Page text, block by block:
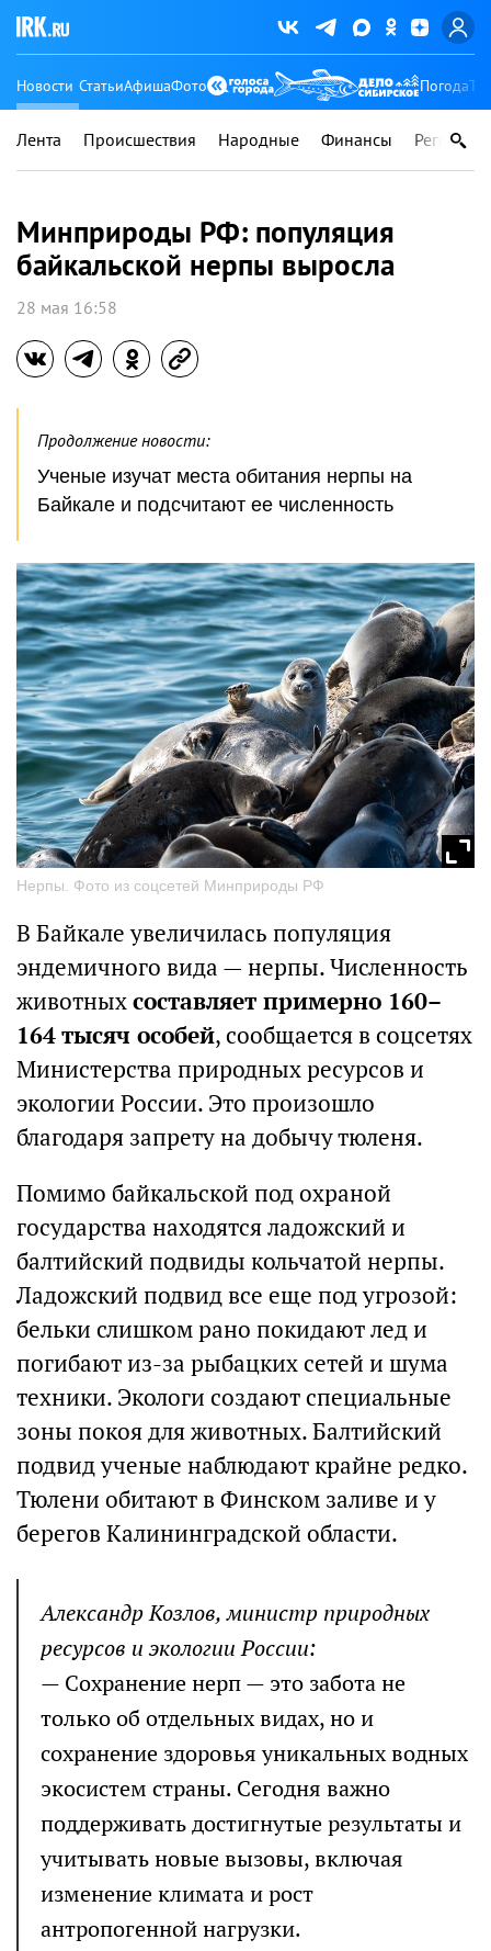
Новости СтатьиАфишаФото Погода
Лента Происшествия Народные Финансы Регионы
Минприроды РФ: популяция
байкальской нерпы выросла
28 мая 16:58
Продолжение новости:
Ученые изучат места обитания нерпы на
Байкале и подсчитают ее численность
Нерпы. Фото из соцсетей Минприроды РФ
В Байкале увеличилась популяция
эндемичного вида — нерпы. Численность
животныхсоставляет примерно 160–
164 тысяч особей, сообщается в соцсетях
Министерства природных ресурсов и
экологии России. Это произошло
благодаря запрету на добычу тюленя.
Помимо байкальской под охраной
государства находятся ладожский и
балтийский подвиды кольчатой нерпы.
Ладожский подвид все еще под угрозой:
бельки слишком рано покидают лед и
погибают из-за рыбацких сетей и шума
техники. Экологи создают специальные
зоны покоя для животных. Балтийский
подвид ученые наблюдают крайне редко.
Тюлени обитают в Финском заливе и у
берегов Калининградской области.
Александр Козлов, министр природных
ресурсов и экологии России:
— Сохранение нерп — это забота не
только об отдельных видах, но и
сохранение здоровья уникальных водных
экосистем страны. Сегодня важно
поддерживать достигнутые результаты и
учитывать новые вызовы, включая
изменение климата и рост
антропогенной нагрузки.